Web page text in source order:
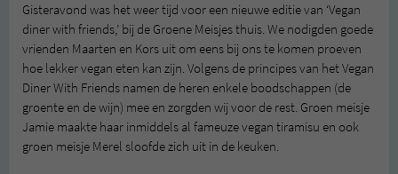
Gisteravond was het weer tijd voor een nieuwe editie van ‘Vegan
diner with friends,’ bij de Groene Meisjes thuis. We nodigden goede
vrienden Maarten en Kors uit om eens bij ons te komen proeven
hoe lekker vegan eten kan zijn. Volgens de principes van het Vegan
Diner With Friends namen de heren enkele boodschappen (de
groente en de wijn) mee en zorgden wij voor de rest. Groen meisje
Jamie maakte haar inmiddels al fameuze vegan tiramisu en ook
groen meisje Merel sloofde zich uit in de keuken.